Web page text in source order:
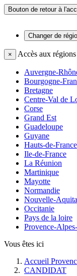
Bouton de retour à
Changer de
× Accès aux régions
Auvergne-
Bourgogne-
Bretagne
Centre-Val de
Corse
Grand Est
Guadeloupe
Guyane
Hauts-de-France
Ile-de-France
La Réunion
Martinique
Mayotte
Normandie
Nouvelle-
Occitanie
Pays de la loire
Provence-
Vous êtes ici
Accueil
CANDIDAT